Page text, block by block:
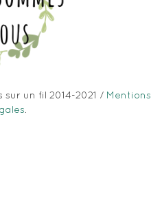
un fil 2014-2021 / Mentions